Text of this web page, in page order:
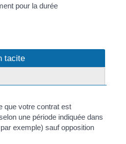
pour la durée
tacite
que votre contrat est
une période indiquée dans
exemple) sauf opposition